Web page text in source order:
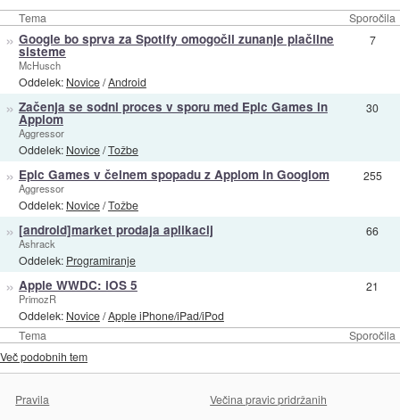
Tema Sporočila
Tema Sporočila
» Google bo sprva za Spotify omogočil zunanje plačilne
sisteme
McHusch
Oddelek: Novice/Android
7
» Začenja se sodni proces v sporu med Epic Games in
Applom
Aggressor
Oddelek: Novice/Tožbe
30
» Epic Games v čelnem spopadu z Applom in Googlom
Aggressor
Oddelek: Novice/Tožbe
255
» [android]market prodaja aplikacij
Ashrack
Oddelek: Programiranje
66
» Apple WWDC: iOS 5
PrimozR
Oddelek: Novice/Apple iPhone/iPad/iPod
21
Več podobnih tem
Pravila
Večina pravic pridržanih